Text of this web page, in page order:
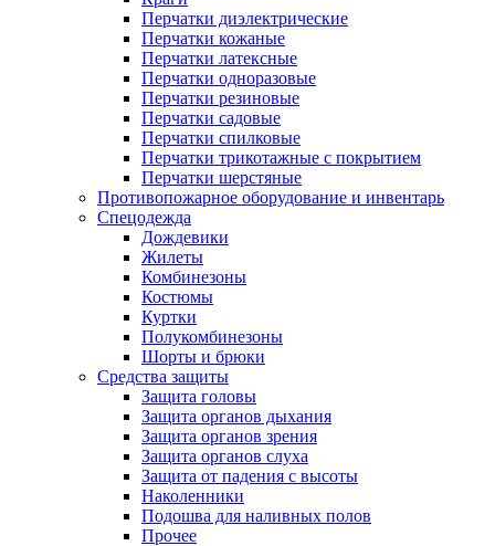
Перчатки диэлектрические
Перчатки кожаные
Перчатки латексные
Перчатки одноразовые
Перчатки резиновые
Перчатки садовые
Перчатки спилковые
Перчатки трикотажные с покрытием
Перчатки шерстяные
Противопожарное оборудование и инвентарь
Спецодежда
Дождевики
Жилеты
Комбинезоны
Костюмы
Куртки
Полукомбинезоны
Шорты и брюки
Средства защиты
Защита головы
Защита органов дыхания
Защита органов зрения
Защита органов слуха
Защита от падения с высоты
Наколенники
Подошва для наливных полов
Прочее